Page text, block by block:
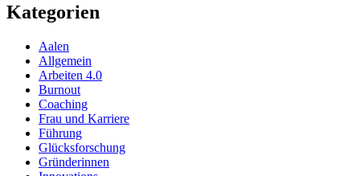
Kategorien
Aalen
Allgemein
Arbeiten 4.0
Burnout
Coaching
Frau und Karriere
Führung
Glücksforschung
Gründerinnen